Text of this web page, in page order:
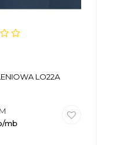
LO22A
mb